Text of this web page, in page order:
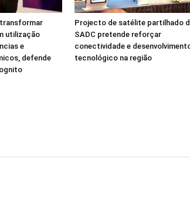
utilização
e
defende
Projecto de satélite partilhado
SADC pretende reforçar
conectividade e
tecnológico na região